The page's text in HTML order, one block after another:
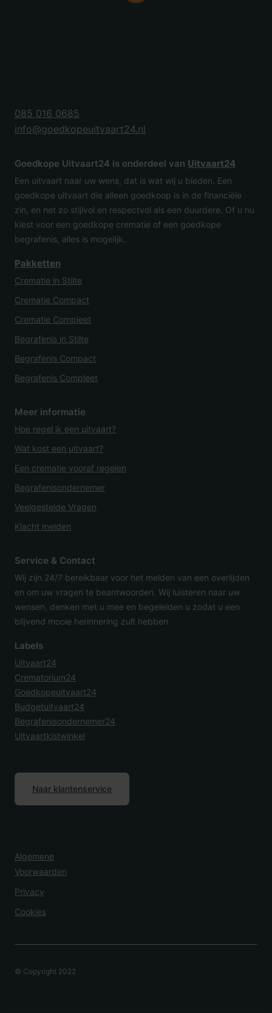
085 016 0685
info@goedkopeuitvaart24.nl
Goedkope Uitvaart24 is onderdeel van Uitvaart24
Een uitvaart naar uw wens, dat is wat wij u bieden. Een
goedkope uitvaart die alleen goedkoop is in de financiële
zin, en net zo stijlvol en respectvol als een duurdere. Of u nu
kiest voor een goedkope crematie of een goedkope
begrafenis, alles is mogelijk.
Pakketten
Crematie in Stilte
Crematie Compact
Crematie Compleet
Begrafenis in Stilte
Begrafenis Compact
Begrafenis Compleet
Meer informatie
Hoe regel ik een uitvaart?
Wat kost een uitvaart?
Een crematie vooraf regelen
Begrafenisondernemer
Veelgestelde Vragen
Klacht melden
Service & Contact
Wij zijn 24/7 bereikbaar voor het melden van een overlijden
en om uw vragen te beantwoorden. Wij luisteren naar uw
wensen, denken met u mee en begeleiden u zodat u een
blijvend mooie herinnering zult hebben
Labels
Uitvaart24
Crematorium24
Goedkopeuitvaart24
Budgetuitvaart24
Begrafenisondernemer24
Uitvaartkistwinkel
Naar klantenservice
Algemene
Voorwaarden
Privacy
Cookies
© Copyright 2022